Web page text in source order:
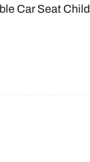
Car Seat Child